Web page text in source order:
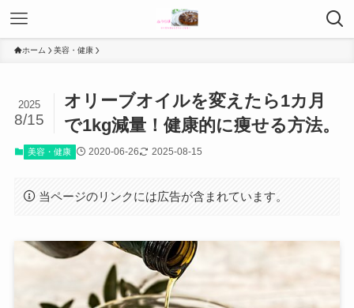
ホーム 美容・健康
オリーブオイルを変えたら1カ月
で1kg減量！健康的に痩せる方法。
2025
8/15
美容・健康 2020-06-26 2025-08-15
当ページのリンクには広告が含まれています。